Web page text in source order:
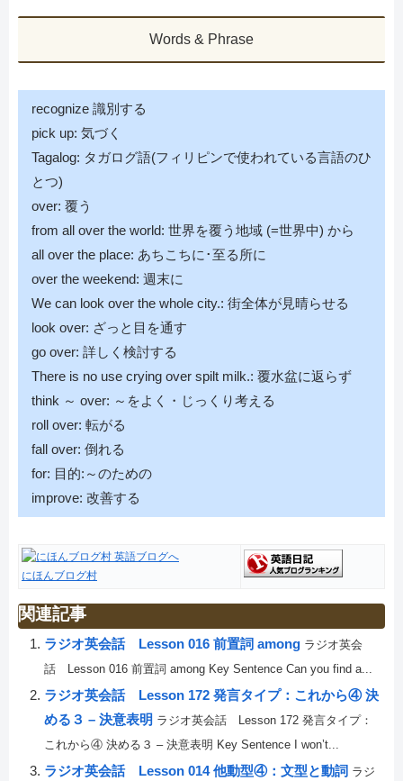
Words & Phrase
recognize 識別する
pick up: 気づく
Tagalog: タガログ語(フィリピンで使われている言語のひ
とつ)
over: 覆う
from all over the world: 世界を覆う地域 (=世界中) から
all over the place: あちこちに･至る所に
over the weekend: 週末に
We can look over the whole city.: 街全体が見晴らせる
look over: ざっと目を通す
go over: 詳しく検討する
There is no use crying over spilt milk.: 覆水盆に返らず
think ～ over: ～をよく・じっくり考える
roll over: 転がる
fall over: 倒れる
for: 目的:～のための
improve: 改善する
にほんブログ村
関連記事
ラジオ英会話 Lesson 016 前置詞 among ラジオ英会
話 Lesson 016 前置詞 among Key Sentence Can you find a...
ラジオ英会話 Lesson 172 発言タイプ：これから④ 決
める３ – 決意表明 ラジオ英会話 Lesson 172 発言タイプ：
これから④ 決める３ – 決意表明 Key Sentence I won’t...
ラジオ英会話 Lesson 014 他動型④：文型と動詞 ラジ